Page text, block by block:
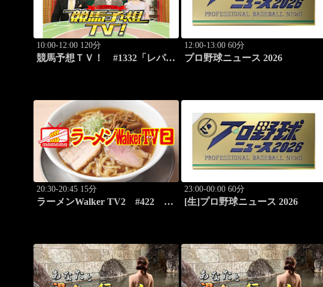
10:00-12:00 120分
競馬予想ＴＶ！ #1332「レパー
12:00-13:00 60分
プロ野球ニュース 2026
20:30-20:45 15分
ラーメンWalker TV2 #422 ラ
23:00-00:00 60分
[生]プロ野球ニュース 2026